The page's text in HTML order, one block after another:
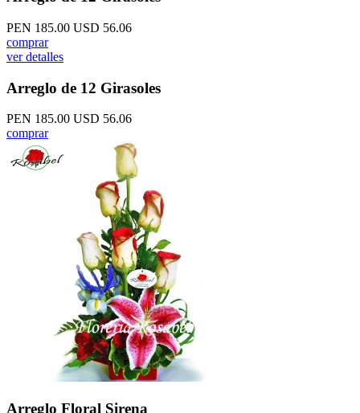
PEN 185.00 USD 56.06
comprar
ver detalles
Arreglo de 12 Girasoles
PEN 185.00 USD 56.06
comprar
Arreglo Floral Sirena